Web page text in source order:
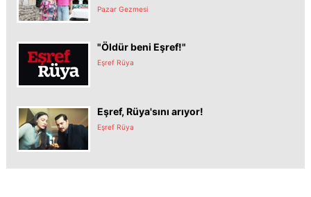
Pazar Gezmesi
"Öldür beni Eşref!"
Eşref Rüya
Eşref, Rüya'sını arıyor!
Eşref Rüya